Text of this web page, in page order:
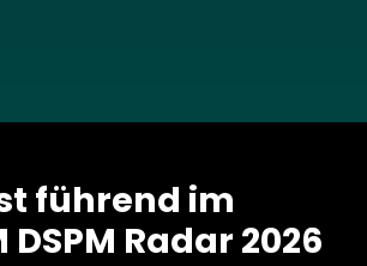
führend im
DSPM Radar 2026